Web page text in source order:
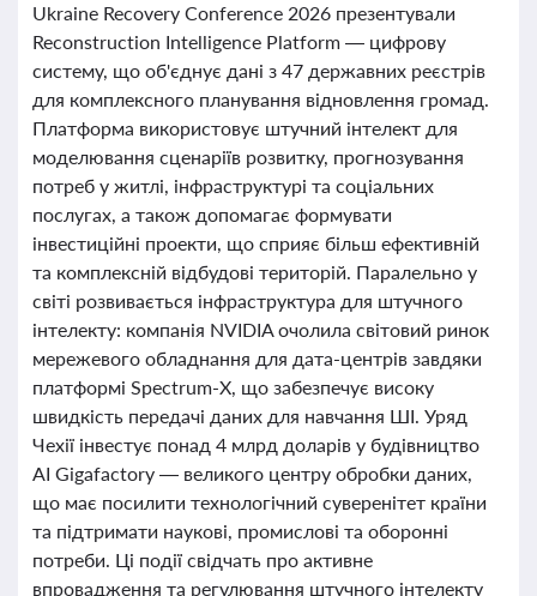
Ukraine Recovery Conference 2026 презентували
Reconstruction Intelligence Platform — цифрову
систему, що об'єднує дані з 47 державних реєстрів
для комплексного планування відновлення громад.
Платформа використовує штучний інтелект для
моделювання сценаріїв розвитку, прогнозування
потреб у житлі, інфраструктурі та соціальних
послугах, а також допомагає формувати
інвестиційні проекти, що сприяє більш ефективній
та комплексній відбудові територій. Паралельно у
світі розвивається інфраструктура для штучного
інтелекту: компанія NVIDIA очолила світовий ринок
мережевого обладнання для дата-центрів завдяки
платформі Spectrum-X, що забезпечує високу
швидкість передачі даних для навчання ШІ. Уряд
Чехії інвестує понад 4 млрд доларів у будівництво
AI Gigafactory — великого центру обробки даних,
що має посилити технологічний суверенітет країни
та підтримати наукові, промислові та оборонні
потреби. Ці події свідчать про активне
впровадження та регулювання штучного інтелекту